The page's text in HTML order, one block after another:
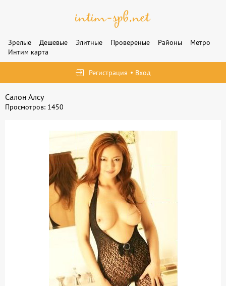
Зрелые Дешевые Элитные Провереные Районы
Метро
Интим карта
Регистрация Вход
Салон Алсу
Просмотров: 1450